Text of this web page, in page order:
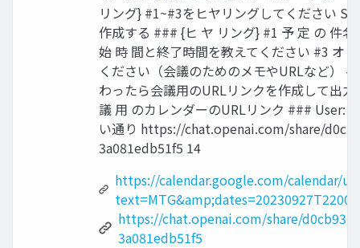
リング} #1~#3をヒヤリングしてください
作成する ### {ヒ ヤ リング} #1 予 定 の 件
始 時 間と終了時間を教えてください #3 オ
ください（会議のためのメモやURLなど）
わったら会議用のURLリンクを作成して出
議 用 のカレンダーのURLリンク ### User:
い通り https://chat.openai.com/share/
3a081edb51f5 14
https://calendar.google.com/calendar/
https://chat.openai.com/share/
3a081edb51f5